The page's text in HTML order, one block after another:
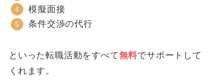
模擬面接
条件交渉の代行
といった転職活動をすべて無料でサポートして
くれます。